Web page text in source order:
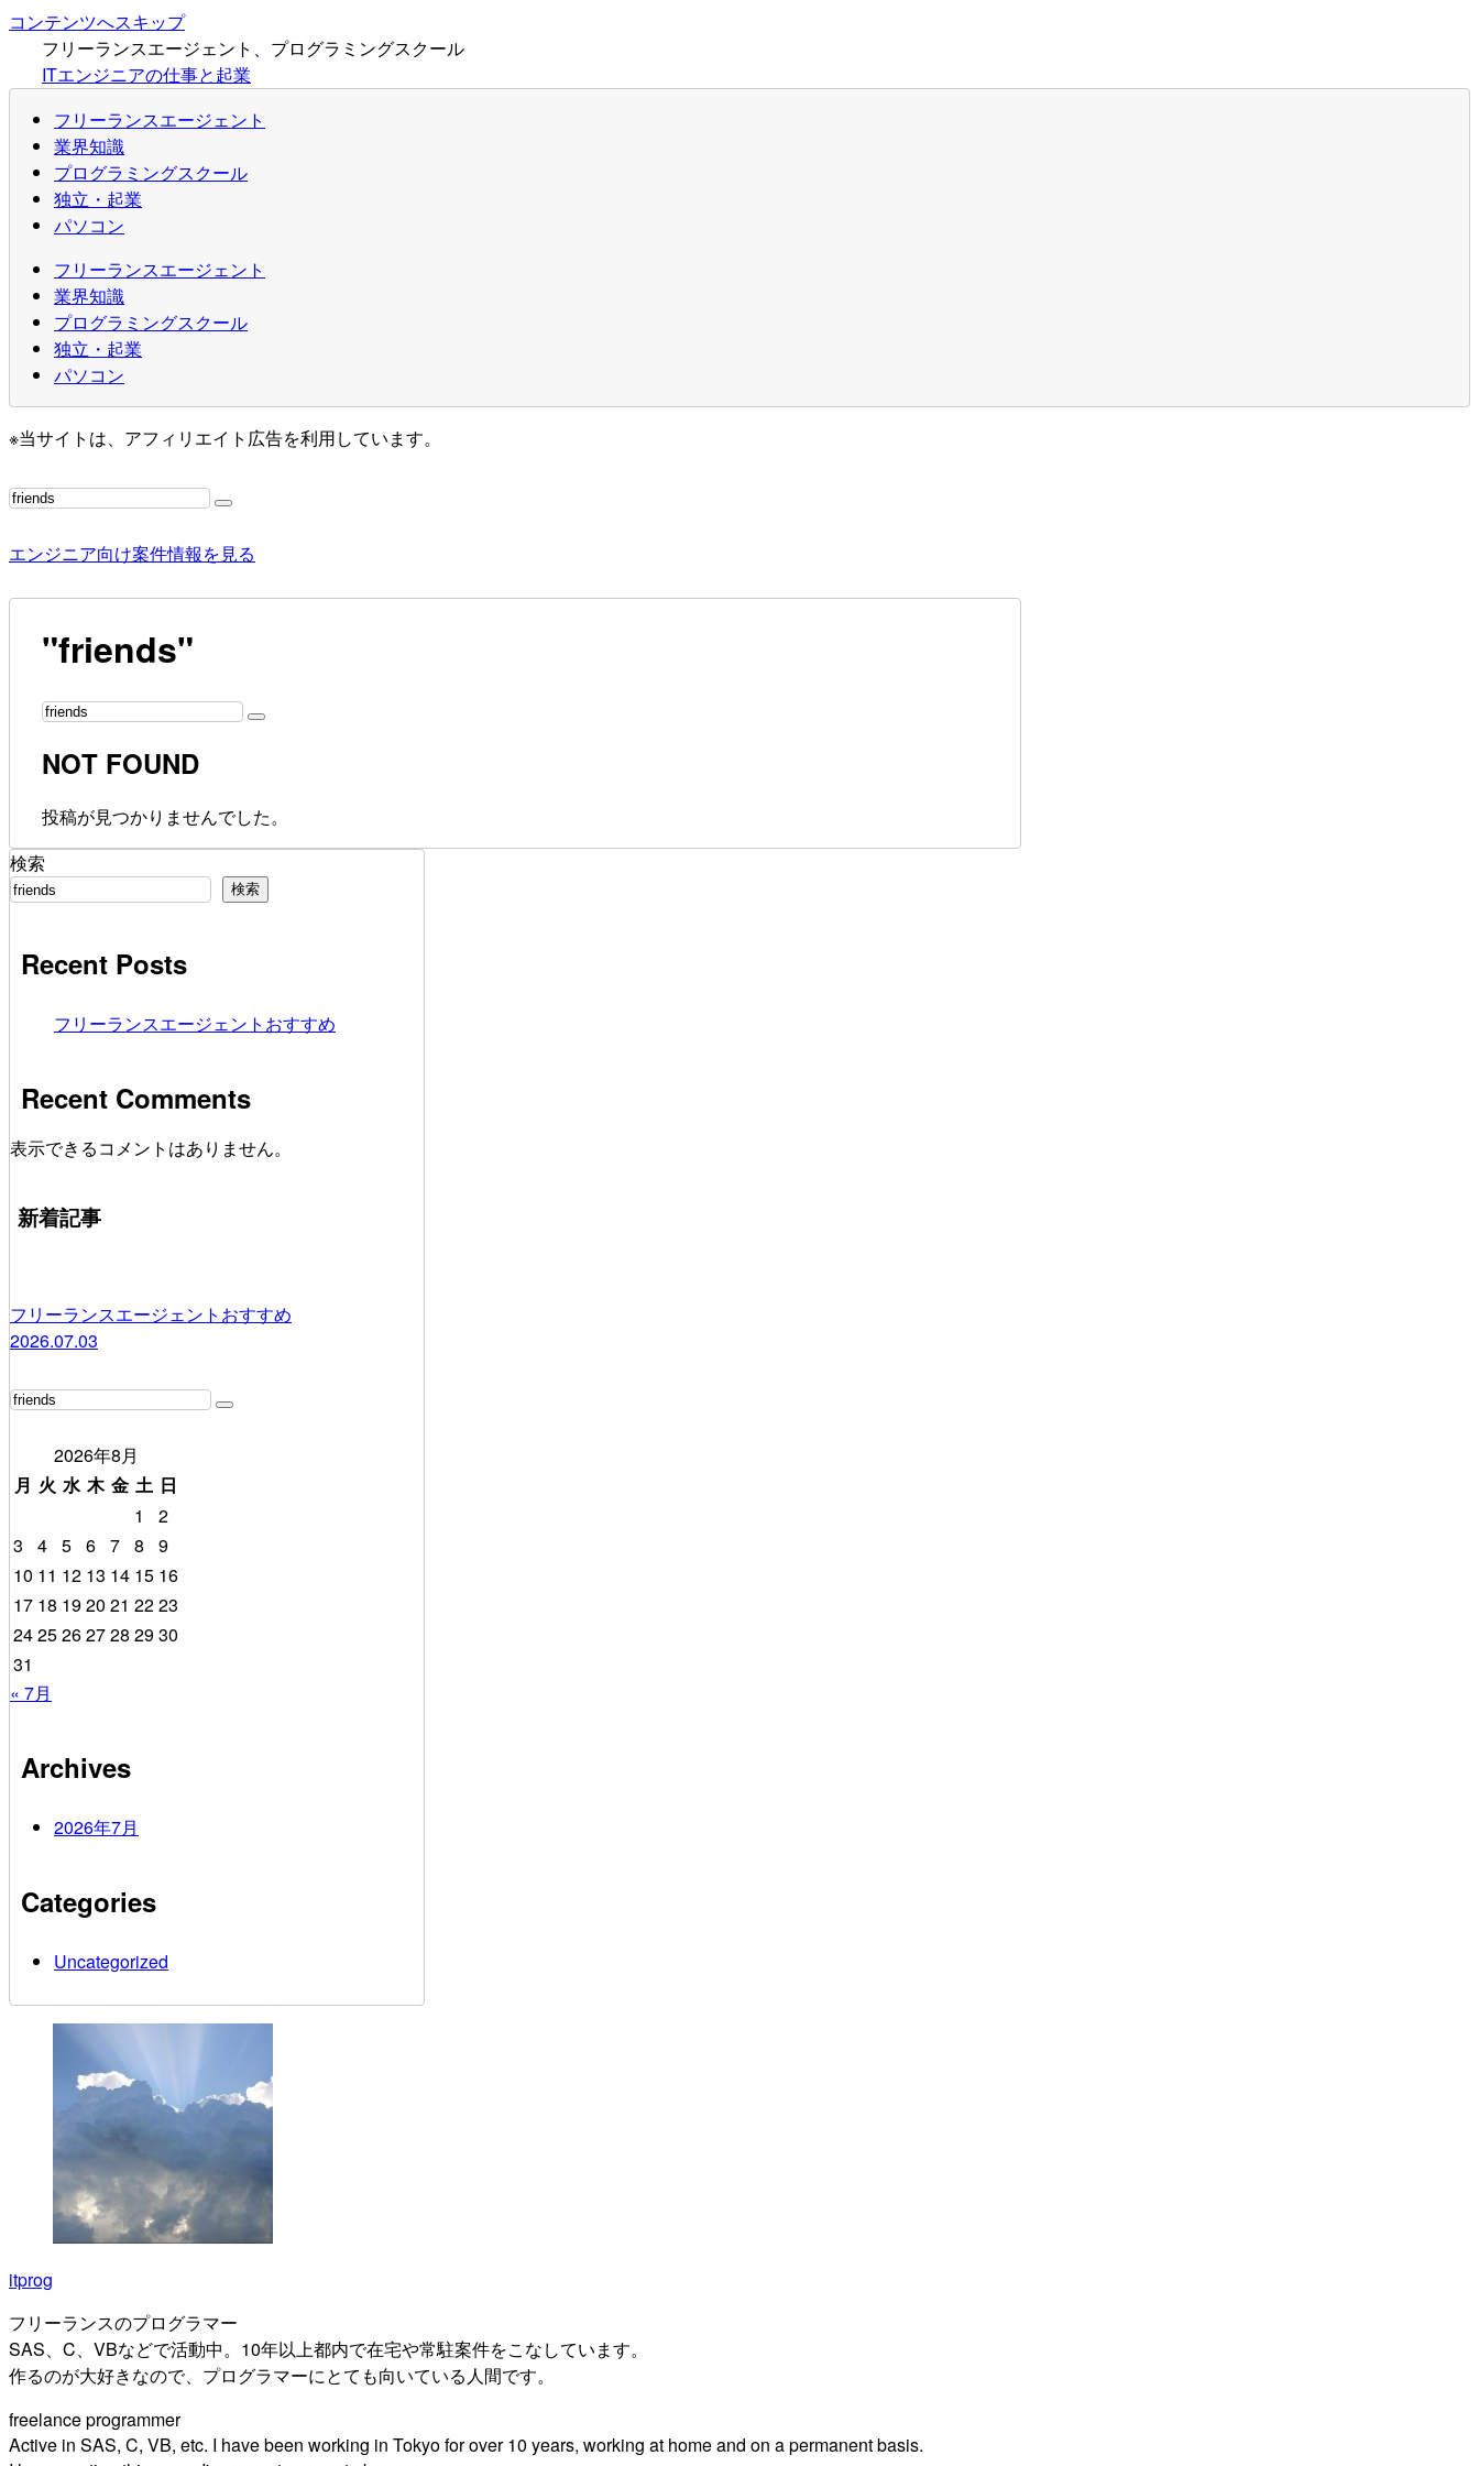
コンテンツへスキップ
フリーランスエージェント、プログラミングスクール
ITエンジニアの仕事と起業
フリーランスエージェント
業界知識
プログラミングスクール
独立・起業
パソコン
フリーランスエージェント
業界知識
プログラミングスクール
独立・起業
パソコン
※当サイトは、アフィリエイト広告を利用しています。
エンジニア向け案件情報を見る
"friends"
NOT FOUND
投稿が見つかりませんでした。
検索
検索
Recent Posts
フリーランスエージェントおすすめ
Recent Comments
表示できるコメントはありません。
新着記事
フリーランスエージェントおすすめ
2026.07.03
2026年8月
月 火 水 木 金 土 日
1
2
3
4 5 6 7 8
9
10 11 12 13 14 15 16
17 18 1920 21 2223
2425262728 2930
31
« 7月
Archives
2026年7月
Categories
Uncategorized
itprog
フリーランスのプログラマー
SAS、C、VBなどで活動中。10年以上都内で在宅や常駐案件をこなしています。
作るのが大好きなので、プログラマーにとても向いている人間です。
freelance programmer
Active in SAS, C, VB, etc. I have been working in Tokyo for over 10 years, working at home and on a permanent basis.